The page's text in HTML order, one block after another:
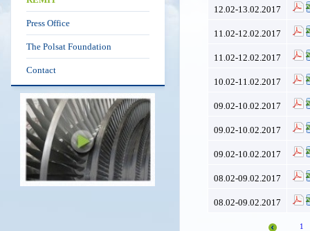
Press Office
The Polsat Foundation
Contact
12.02-13.02.2017
11.02-12.02.2017
11.02-12.02.2017
10.02-11.02.2017
09.02-10.02.2017
09.02-10.02.2017
09.02-10.02.2017
08.02-09.02.2017
08.02-09.02.2017
1